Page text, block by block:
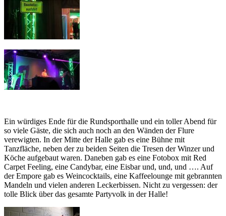
Ein würdiges Ende für die Rundsporthalle und ein toller Abend für
so viele Gäste, die sich auch noch an den Wänden der Flure
verewigten. In der Mitte der Halle gab es eine Bühne mit
Tanzfläche, neben der zu beiden Seiten die Tresen der Winzer und
Köche aufgebaut waren. Daneben gab es eine Fotobox mit Red
Carpet Feeling, eine Candybar, eine Eisbar und, und, und …. Auf
der Empore gab es Weincocktails, eine Kaffeelounge mit gebrannten
Mandeln und vielen anderen Leckerbissen. Nicht zu vergessen: der
tolle Blick über das gesamte Partyvolk in der Halle!